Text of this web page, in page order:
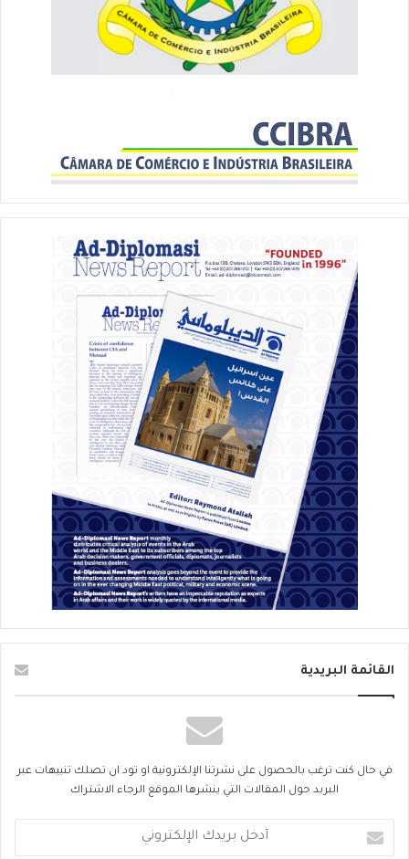
القائمة البريدية
في حال كنت ترغب بالحصول على نشرتنا الإلكترونية او تود ان تصلك تنبيهات عبر
البريد حول المقالات التي ينشرها الموقع الرجاء الاشتراك
بريدك